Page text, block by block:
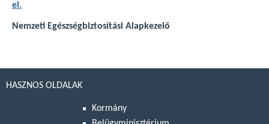
el.
Nemzeti Egészségbiztosítási Alapkezelő
HASZNOS OLDALAK
Kormány